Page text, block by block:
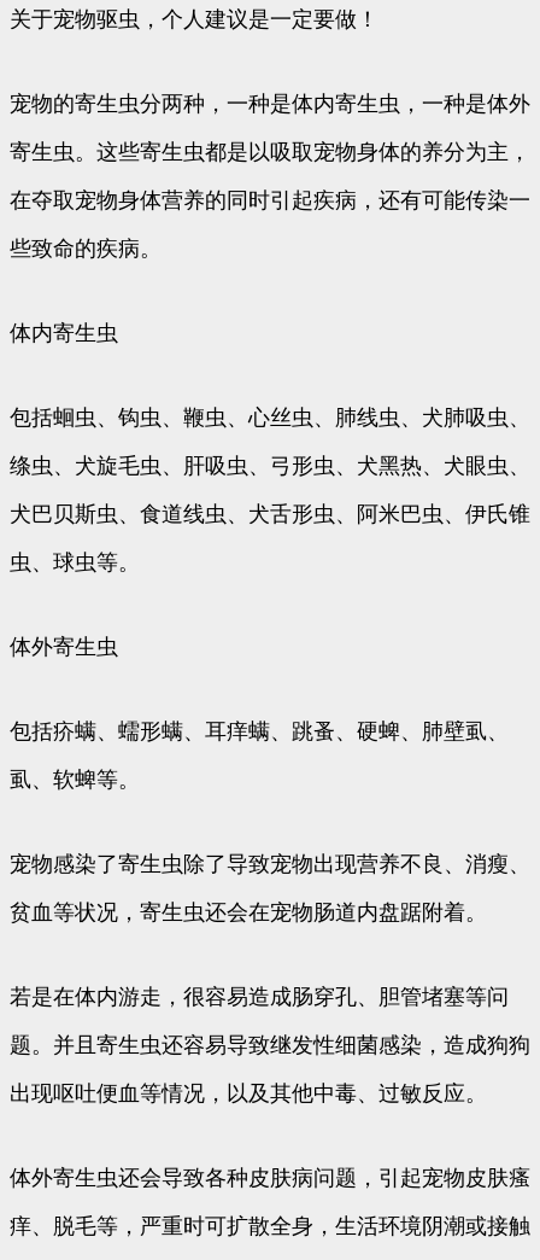
关于宠物驱虫，个人建议是一定要做！
宠物的寄生虫分两种，一种是体内寄生虫，一种是体外
寄生虫。这些寄生虫都是以吸取宠物身体的养分为主，
在夺取宠物身体营养的同时引起疾病，还有可能传染一
些致命的疾病。
体内寄生虫
包括蛔虫、钩虫、鞭虫、心丝虫、肺线虫、犬肺吸虫、
绦虫、犬旋毛虫、肝吸虫、弓形虫、犬黑热、犬眼虫、
犬巴贝斯虫、食道线虫、犬舌形虫、阿米巴虫、伊氏锥
虫、球虫等。
体外寄生虫
包括疥螨、蠕形螨、耳痒螨、跳蚤、硬蜱、肺壁虱、
虱、软蜱等。
宠物感染了寄生虫除了导致宠物出现营养不良、消瘦、
贫血等状况，寄生虫还会在宠物肠道内盘踞附着。
若是在体内游走，很容易造成肠穿孔、胆管堵塞等问
题。并且寄生虫还容易导致继发性细菌感染，造成狗狗
出现呕吐便血等情况，以及其他中毒、过敏反应。
体外寄生虫还会导致各种皮肤病问题，引起宠物皮肤瘙
痒、脱毛等，严重时可扩散全身，生活环境阴潮或接触